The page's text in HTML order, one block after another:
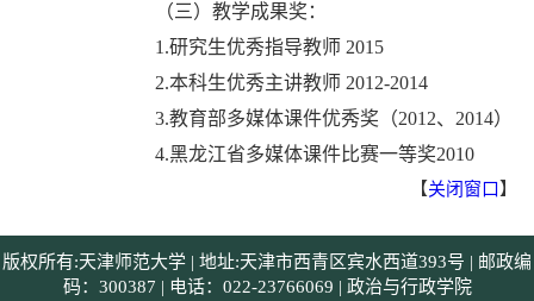
（三）教学成果奖：
1.研究生优秀指导教师 2015
2.本科生优秀主讲教师 2012-2014
3.教育部多媒体课件优秀奖（2012、2014）
4.黑龙江省多媒体课件比赛一等奖2010
【关闭窗口 】
版权所有:天津师范大学 | 地址:天津市西青区宾水西道393号 | 邮政编
码：300387 | 电话：022-23766069 | 政治与行政学院